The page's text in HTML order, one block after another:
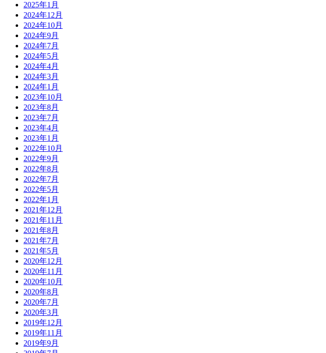
2025年1月
2024年12月
2024年10月
2024年9月
2024年7月
2024年5月
2024年4月
2024年3月
2024年1月
2023年10月
2023年8月
2023年7月
2023年4月
2023年1月
2022年10月
2022年9月
2022年8月
2022年7月
2022年5月
2022年1月
2021年12月
2021年11月
2021年8月
2021年7月
2021年5月
2020年12月
2020年11月
2020年10月
2020年8月
2020年7月
2020年3月
2019年12月
2019年11月
2019年9月